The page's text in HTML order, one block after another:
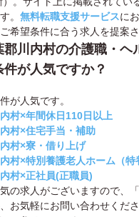
。 無料転職支援サービスに
希望条件に合う求人を提案
郡川内村の介護職・ヘ
が人気ですか？
が人気です。
村×年間休日110日以上
村×住宅手当・補助
村×寮・借り上げ
村×特別養護老人ホーム（特
村×正社員(正職員)
の求人がございますので、
お気軽にお問い合わせくださ